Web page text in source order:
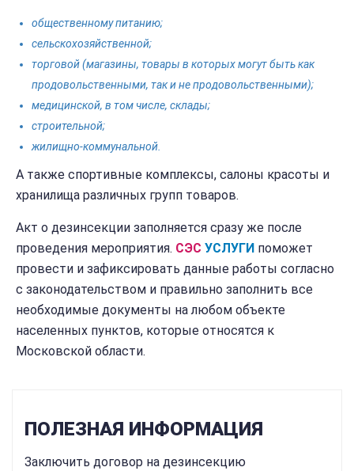
общественному питанию;
сельскохозяйственной;
торговой (магазины, товары в которых могут быть как
продовольственными, так и не продовольственными);
медицинской, в том числе, склады;
строительной;
жилищно-коммунальной.
А также спортивные комплексы, салоны красоты и
хранилища различных групп товаров.
Акт о дезинсекции заполняется сразу же после
проведения мероприятия. СЭС УСЛУГИ поможет
провести и зафиксировать данные работы согласно
с законодательством и правильно заполнить все
необходимые документы на любом объекте
населенных пунктов, которые относятся к
Московской области.
ПОЛЕЗНАЯ ИНФОРМАЦИЯ
Заключить договор на дезинсекцию